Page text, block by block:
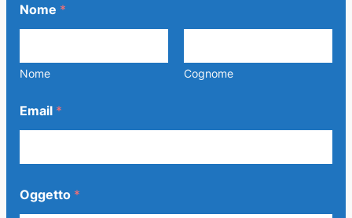
Nome *
Nome Cognome
Email *
Oggetto *